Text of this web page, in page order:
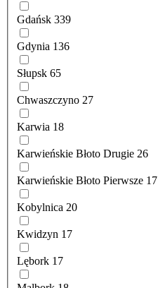
Gdańsk 339
Gdynia 136
Słupsk 65
Chwaszczyno 27
Karwia 18
Karwieńskie Błoto Drugie 26
Karwieńskie Błoto Pierwsze 17
Kobylnica 20
Kwidzyn 17
Lębork 17